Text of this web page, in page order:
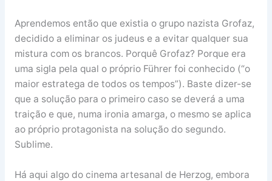
Aprendemos então que existia o grupo nazista Grofaz,
decidido a eliminar os judeus e a evitar qualquer sua
mistura com os brancos. Porquê Grofaz? Porque era
uma sigla pela qual o próprio Führer foi conhecido (“o
maior estratega de todos os tempos”). Baste dizer-se
que a solução para o primeiro caso se deverá a uma
traição e que, numa ironia amarga, o mesmo se aplica
ao próprio protagonista na solução do segundo.
Sublime.
Há aqui algo do cinema artesanal de Herzog, embora